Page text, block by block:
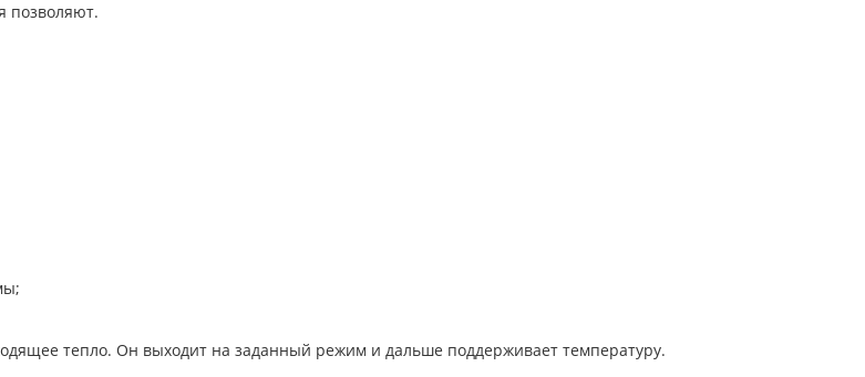
позволяют.
тепло. Он выходит на заданный режим и дальше поддерживает температуру.